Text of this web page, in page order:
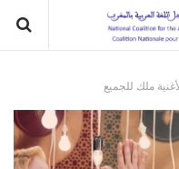
ملك للجميع